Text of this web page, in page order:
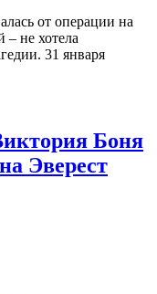
от операции на
– не хотела
31 января
Боня
Эверест